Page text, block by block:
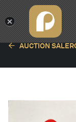
AUCTION